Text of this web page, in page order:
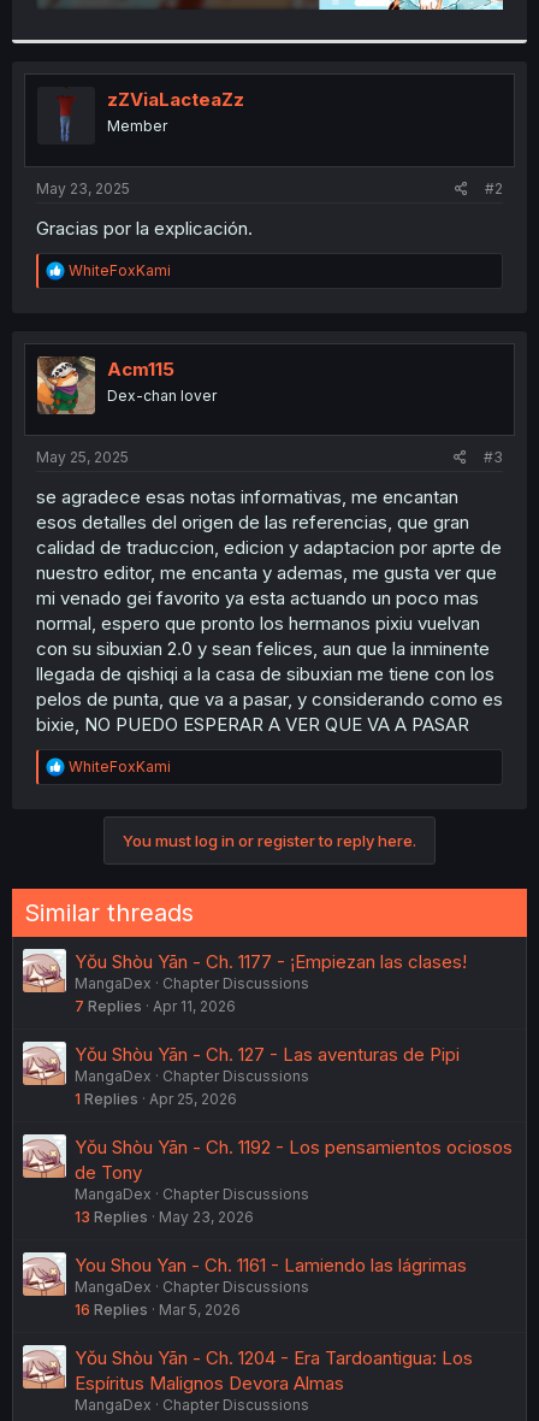
zZViaLacteaZz
Member
May 23, 2025 #2
Gracias por la explicación.
R
e
t
i
o
n
WhiteFoxKami
Acm115
Dex-chan lover
May 25, 2025 #3
se agradece esas notas informativas, me encantan
esos detalles del origen de las referencias, que gran
calidad de traduccion, edicion y adaptacion por aprte de
nuestro editor, me encanta y ademas, me gusta ver que
mi venado gei favorito ya esta actuando un poco mas
normal, espero que pronto los hermanos pixiu vuelvan
con su sibuxian 2.0 y sean felices, aun que la inminente
llegada de qishiqi a la casa de sibuxian me tiene con los
pelos de punta, que va a pasar, y considerando como es
bixie, NO PUEDO ESPERAR A VER QUE VA A PASAR
R
e
n
s
:
WhiteFoxKami
You must log in or register to reply here.
Similar threads
Yǒu Shòu Yān - Ch. 1177 - ¡Empiezan las clases!
MangaDex
Chapter Discussions
7 Replies Apr 11, 2026
Yǒu Shòu Yān - Ch. 127 - Las aventuras de Pipi
MangaDex
Chapter Discussions
1 Replies Apr 25, 2026
Yǒu Shòu Yān - Ch. 1192 - Los pensamientos ociosos
de Tony
MangaDex
Chapter Discussions
13 Replies May 23, 2026
You Shou Yan - Ch. 1161 - Lamiendo las lágrimas
MangaDex
Chapter Discussions
16 Replies Mar 5, 2026
Yǒu Shòu Yān - Ch. 1204 - Era Tardoantigua: Los
Espíritus Malignos Devora Almas
MangaDex
Chapter Discussions